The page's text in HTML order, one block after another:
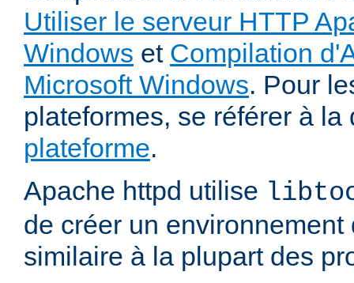
Utiliser le serveur HTTP
Windows et Compilation
Microsoft Windows. Pour
plateformes, se référer à
plateforme.
Apache httpd utilise
de créer un environnement
similaire à la plupart des